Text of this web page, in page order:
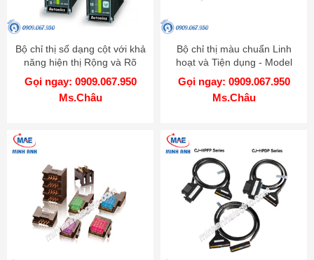
Bộ chỉ thị số dạng cột với khả
năng hiện thị Rộng và Rõ
hơn - Model KN-1000B
Gọi ngay: 0909.067.950
Ms.Châu
Bộ chỉ thị màu chuẩn Linh
hoạt và Tiện dụng - Model
KN-2000W
Gọi ngay: 0909.067.950
Ms.Châu